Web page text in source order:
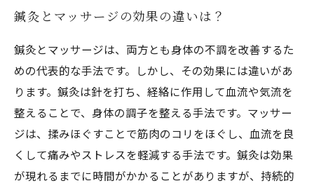
鍼灸とマッサージの効果の違いは？
鍼灸とマッサージは、両方とも身体の不調を改善するた
めの代表的な手法です。しかし、その効果には違いがあ
ります。鍼灸は針を打ち、経絡に作用して血流や気流を
整えることで、身体の調子を整える手法です。マッサー
ジは、揉みほぐすことで筋肉のコリをほぐし、血流を良
くして痛みやストレスを軽減する手法です。鍼灸は効果
が現れるまでに時間がかかることがありますが、持続的